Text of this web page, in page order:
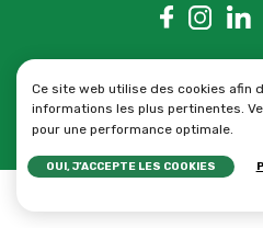
© 2026 AEFO — Tous droits réservés.
Ce site web utilise des cookies afin
informations les plus pertinentes.
pour une performance optimale.
OUI, J’ACCEPTE LES COOKIES